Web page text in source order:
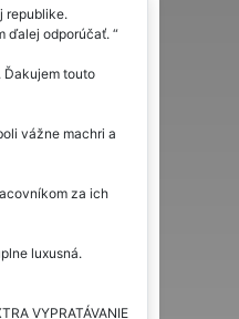
republike.
ďalej odporúčať.
touto
vážne machri a
za ich
luxusná.
VYPRATÁVANIE